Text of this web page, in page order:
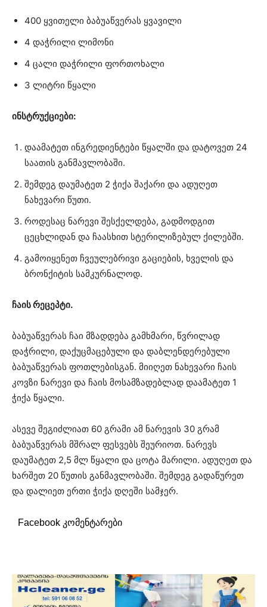
400 ყვითელი ბაბუაწვერას ყვავილი
4 დაჭრილი ლიმონი
4 ცალი დაჭრილი ფორთოხალი
3 ლიტრი წყალი
ინსტრუქციები:
დაამატეთ ინგრედიენტები წყალში და დატოვეთ 24
საათის განმავლობაში.
შემდეგ დაუმატეთ 2 ჭიქა შაქარი და ადუღეთ
ნახევარი წუთი.
როდესაც ნარევი შესქელდება, გადმოდგით
ცეცხლიდან და ჩაასხით სტერილიზებულ ქილებში.
გამოიყენეთ ჩვეულებრივი გაციების, ხველის და
ბრონქიტის სამკურნალოდ.
ჩაის რეცეპტი.
ბაბუაწვერას ჩაი მზადდება გამხმარი, წვრილად
დაჭრილი, დაქუცმაცებული და დაბლენდერებული
ბაბუაწვერას ფოთლებისგან. მიიღეთ ნახევარი ჩაის
კოვზი ნარევი და ჩაის მოსამზადებლად დაამატეთ 1
ჭიქა წყალი.
ასევე შეგიძლიათ 60 გრამი ამ ნარევის 30 გრამ
ბაბუაწვერას მშრალ ფესვებს შეურიოთ. ნარევს
დაუმატეთ 2,5 მლ წყალი და ცოტა მარილი. ადუღეთ და
ხარშეთ 20 წუთის განმავლობაში. შემდეგ გადაწურეთ
და დალიეთ ერთი ჭიქა დღეში სამჯერ.
Facebook კომენტარები